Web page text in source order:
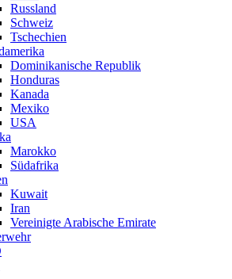
Russland
Schweiz
Tschechien
Dominikanische Republik
Honduras
Kanada
Mexiko
USA
Marokko
Südafrika
Kuwait
Iran
Vereinigte Arabische Emirate